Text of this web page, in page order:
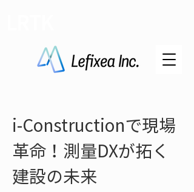
i-Constructionで現場
革命！測量DXが拓く
建設の未来